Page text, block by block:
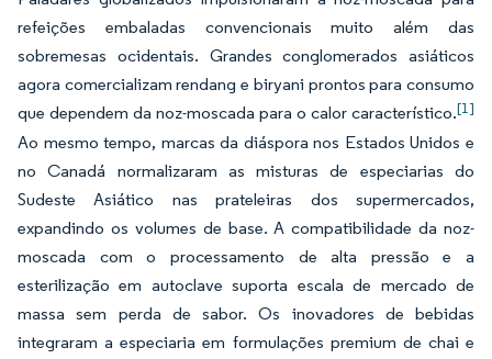
refeições embaladas convencionais muito além das
sobremesas ocidentais. Grandes conglomerados asiáticos
agora comercializam rendang e biryani prontos para consumo
que dependem da noz-moscada para o calor característico.[1]
Ao mesmo tempo, marcas da diáspora nos Estados Unidos e
no Canadá normalizaram as misturas de especiarias do
Sudeste Asiático nas prateleiras dos supermercados,
expandindo os volumes de base. A compatibilidade da noz-
moscada com o processamento de alta pressão e a
esterilização em autoclave suporta escala de mercado de
massa sem perda de sabor. Os inovadores de bebidas
integraram a especiaria em formulações premium de chai e